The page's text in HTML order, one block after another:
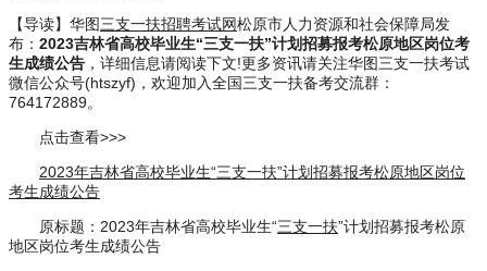
【导读】华图三支一扶招聘考试网松原市人力资源和社会保障局发
布： 2023吉林省高校毕业生“三支一扶”计划招募报考松原地区岗位考
生成绩公告 ，详细信息请阅读下文!更多资讯请关注华图三支一扶考试
微信公众号(htszyf)，欢迎加入全国三支一扶备考交流群：
764172889。
点击查看>>>
2023年吉林省高校毕业生“三支一扶”计划招募报考松原地区岗位
考生成绩公告
原标题：2023年吉林省高校毕业生“三支一扶”计划招募报考松原
地区岗位考生成绩公告